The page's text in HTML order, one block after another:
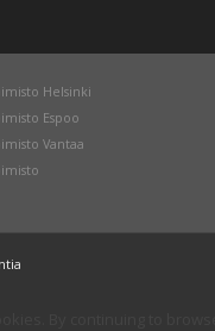
Helsinki
Espoo
Vantaa